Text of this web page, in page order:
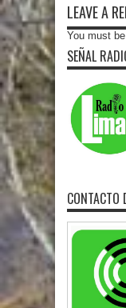
LEAVE A
You must be
SEÑAL
CONTACTO